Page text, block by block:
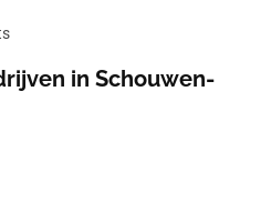
in Schouwen-